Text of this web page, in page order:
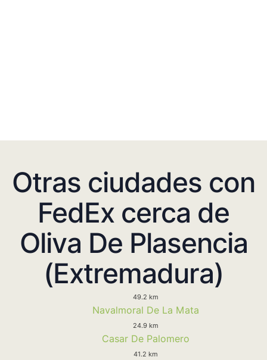
Otras ciudades con
FedEx cerca de
Oliva De Plasencia
(Extremadura)
49.2 km
Navalmoral De La Mata
24.9 km
Casar De Palomero
41.2 km